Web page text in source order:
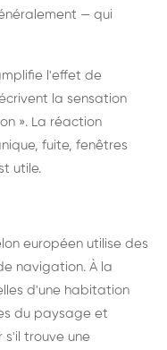
— qui
l'effet de
la sensation
». La réaction
fuite, fenêtres
utile.
européen utilise des
navigation. À la
d'une habitation
du paysage et
trouve une